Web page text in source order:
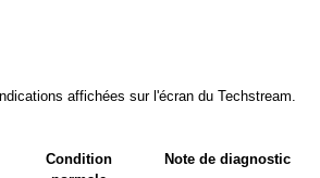
affichées sur l'écran du Techstream.
Condition
Note de diagnostic